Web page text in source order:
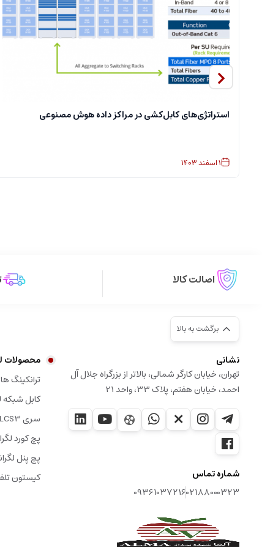
استراتژی‌های کابل‌کشی در مراکز داده هوش مصنوعی
1اسفند1403
اصالت کالا
برگشت به بالا
نشانی
تهران، خیابان کارگر شمالی، بالاتر از بزرگراه جلال آل
احمد، خیابان هفتم، پلاک 33، واحد 21
شماره تماس
02188000323
09361037216
محصولات
ترانکینگ
کابل شبکه
سری LCS3 لگراند
پچ کورد
پچ پنل
کیستون